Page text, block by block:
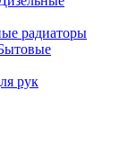
радиаторы
рук